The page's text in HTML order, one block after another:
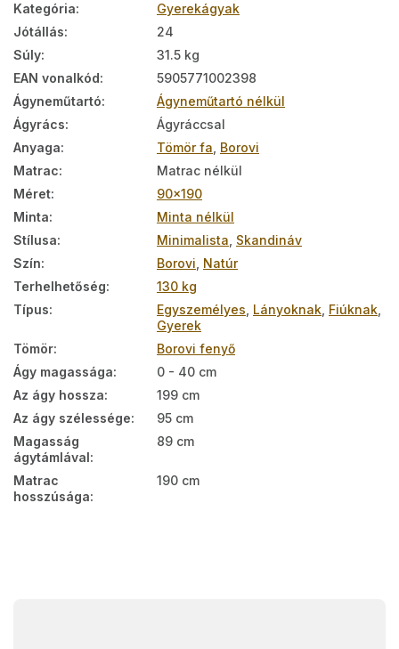
Kategória:
Gyerekágyak
Jótállás:
24
Súly:
31.5 kg
EAN vonalkód:
5905771002398
Ágyneműtartó:
Ágyneműtartó nélkül
Ágyrács:
Ágyráccsal
Anyaga: Tömör fa Borovi
Matrac:
Matrac nélkül
Méret:
90x190
Minta:
Minta nélkül
Stílusa: Minimalista Skandináv
Szín: Borovi Natúr
Terhelhetőség:
130 kg
Típus: Egyszemélyes Lányoknak Fiúknak
Gyerek
Tömör:
Borovi fenyő
Ágy magassága:
0 - 40 cm
Az ágy hossza:
199 cm
Az ágy szélessége:
95 cm
Magasság
ágytámlával:
89 cm
Matrac
hosszúsága:
190 cm